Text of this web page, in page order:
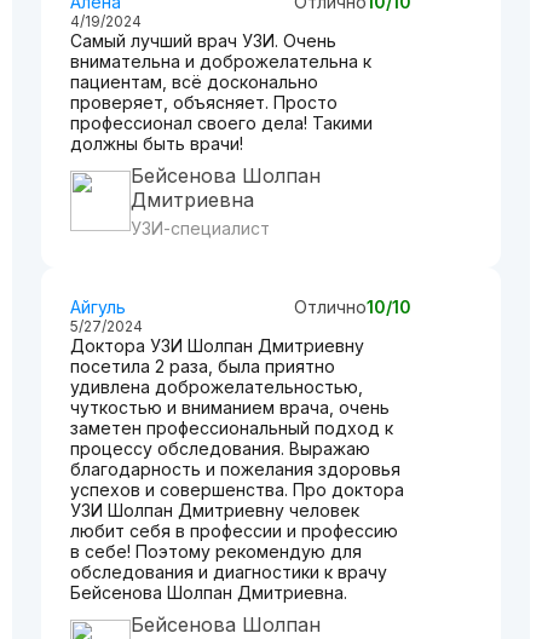
4/19/2024
Самый лучший врач УЗИ. Очень
внимательна и доброжелательна к
пациентам, всё досконально
проверяет, объясняет. Просто
профессионал своего дела! Такими
должны быть врачи!
Бейсенова Шолпан
Дмитриевна
УЗИ-специалист
Айгуль Отлично10/10
5/27/2024
Доктора УЗИ Шолпан Дмитриевну
посетила 2 раза, была приятно
удивлена доброжелательностью,
чуткостью и вниманием врача, очень
заметен профессиональный подход к
процессу обследования. Выражаю
благодарность и пожелания здоровья
успехов и совершенства. Про доктора
УЗИ Шолпан Дмитриевну человек
любит себя в профессии и профессию
в себе! Поэтому рекомендую для
обследования и диагностики к врачу
Бейсенова Шолпан Дмитриевна.
Бейсенова Шолпан